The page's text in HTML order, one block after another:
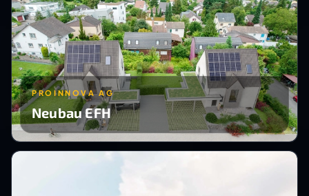
PROINNOVA AG
Neubau EFH